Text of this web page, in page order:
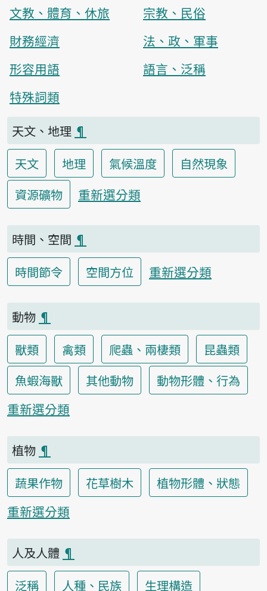
文教、體育、休旅
宗教、民俗
財務經濟
法、政、軍事
形容用語
語言、泛稱
特殊詞類
天文、地理 ¶
天文
地理 氣候溫度
自然現象
資源礦物
重新選分類
時間、空間 ¶
時間節令
空間方位 重新選分類
動物 ¶
獸類
禽類 爬蟲、兩棲類
昆蟲類
魚蝦海獸
其他動物
動物形體、行為
重新選分類
植物 ¶
蔬果作物
花草樹木
植物形體、狀態
重新選分類
人及人體 ¶
泛稱
人種、民族 生理構造